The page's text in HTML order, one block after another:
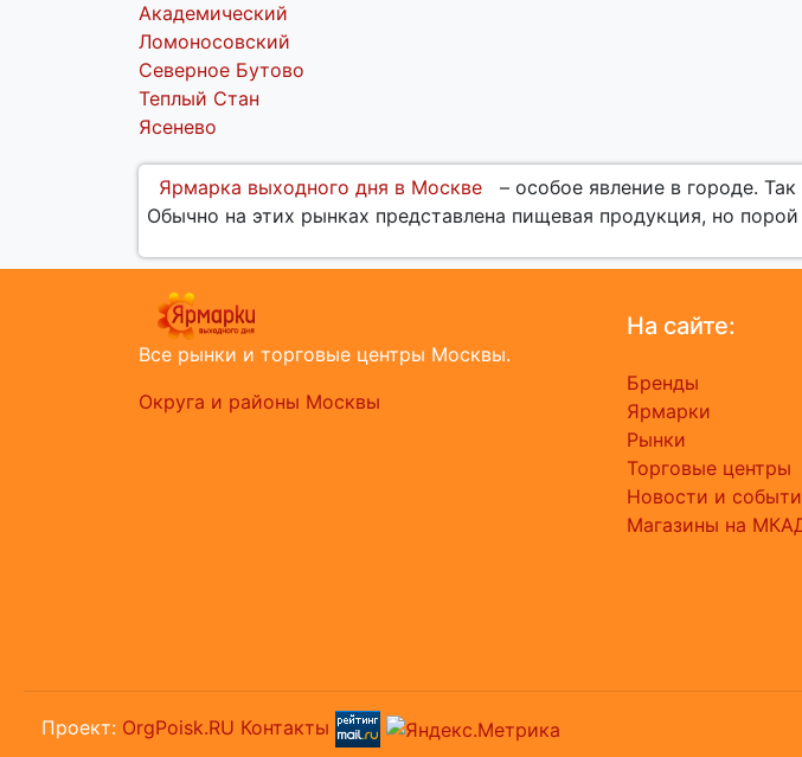
Академический
Ломоносовский
Северное Бутово
Теплый Стан
Ясенево
Ярмарка выходного дня в Москве
– особое явление в городе.
Обычно на этих рынках представлена пищевая продукция, но
Все рынки и торговые центры Москвы.
Округа и районы Москвы
На сайте:
Бренды
Ярмарки
Рынки
Торговые центры
Новости и
Магазины на
Проект: OrgPoisk.RU Контакты